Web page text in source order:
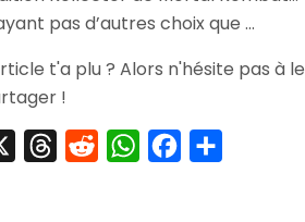
pas d’autres choix que …
t'a plu ? Alors n'hésite pas à le
!
ThreadsRedditWhatsAppFacebook